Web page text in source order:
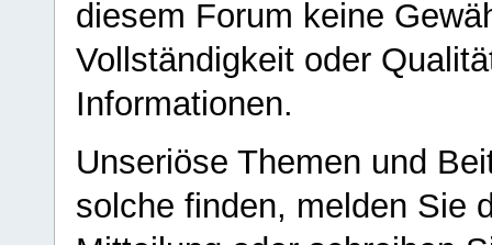
diesem Forum keine
Vollständigkeit oder
Informationen.
Unseriöse Themen und
solche finden, melden Sie